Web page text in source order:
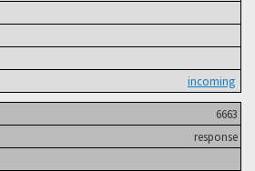
incoming
6663
response